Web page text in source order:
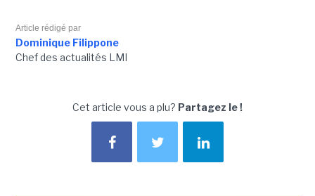
Article rédigé par
Dominique Filippone
Chef des actualités LMI
Cet article vous a plu? Partagez le !